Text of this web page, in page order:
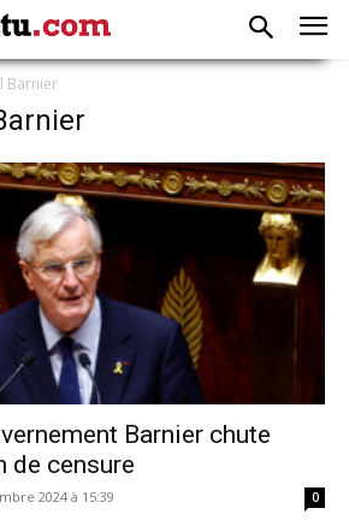
Barnier
Barnier chute
de censure
2024 à 15:39 0